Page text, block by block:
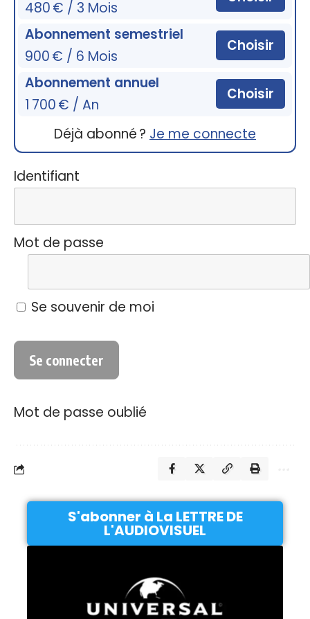
480 € / 3 Mois
Abonnement semestriel
900 € / 6 Mois
Choisir
Abonnement annuel
1 700 € / An
Choisir
Déjà abonné ? Je me connecte
Identifiant
Mot de passe
Se souvenir de moi
Mot de passe oublié
S'abonner à La LETTRE DE
L'AUDIOVISUEL